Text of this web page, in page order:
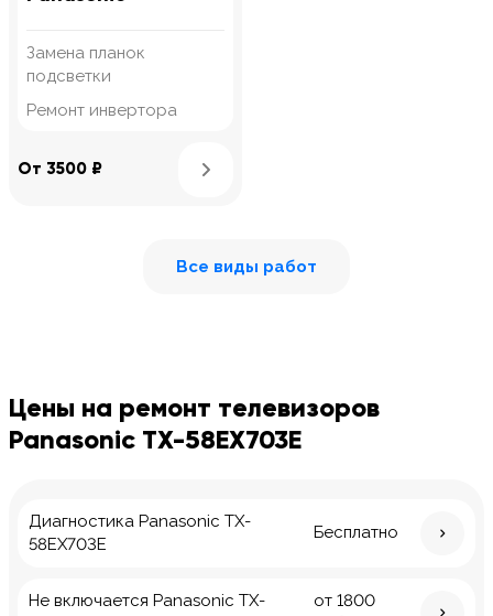
Замена планок
подсветки
Ремонт инвертора
От 3500 ₽
Все виды работ
Цены на ремонт телевизоров
Panasonic TX-58EX703E
Диагностика Panasonic TX-
58EX703E
Бесплатно
Не включается Panasonic TX-
от 1800